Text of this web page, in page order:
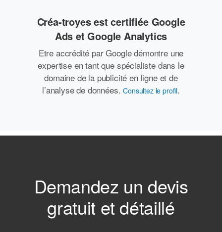
Créa-troyes est certifiée Google
Ads et Google Analytics
Etre accrédité par Google démontre une
expertise en tant que spécialiste dans le
domaine de la publicité en ligne et de
l’analyse de données.Consultez le profil.
Demandez un devis
gratuit et détaillé